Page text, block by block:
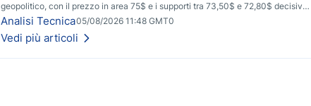
geopolitico, con il prezzo in area 75$ e i supporti tra 73,50$ e 72,80$ decisivi
per capire se il ribasso potrà estendersi verso quota 70$.
Analisi Tecnica05/08/2026 11:48 GMT0
Vedi più articoli